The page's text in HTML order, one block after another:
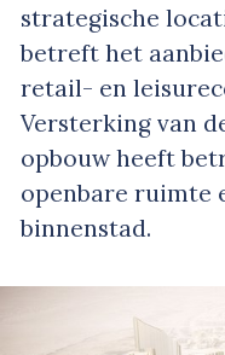
strategische
betreft het
retail- en
Versterking van
opbouw heeft
openbare ruimte
binnenstad.